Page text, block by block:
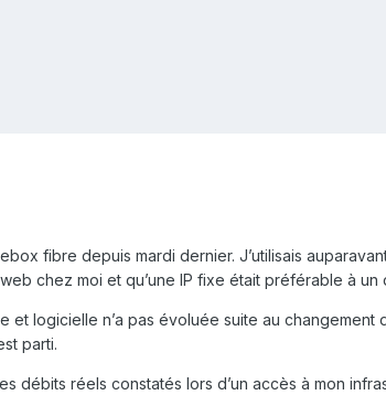
fibre depuis mardi dernier. J’utilisais
chez moi et qu’une IP fixe était préférable à
et logicielle n’a pas évoluée suite au
parti.
débits réels constatés lors d’un accès à mon